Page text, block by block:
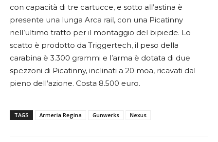
con capacità di tre cartucce, e sotto all’astina è
presente una lunga Arca rail, con una Picatinny
nell’ultimo tratto per il montaggio del bipiede. Lo
scatto è prodotto da Triggertech, il peso della
carabina è 3.300 grammi e l’arma è dotata di due
spezzoni di Picatinny, inclinati a 20 moa, ricavati dal
pieno dell’azione. Costa 8.500 euro.
TAGS Armeria Regina Gunwerks Nexus